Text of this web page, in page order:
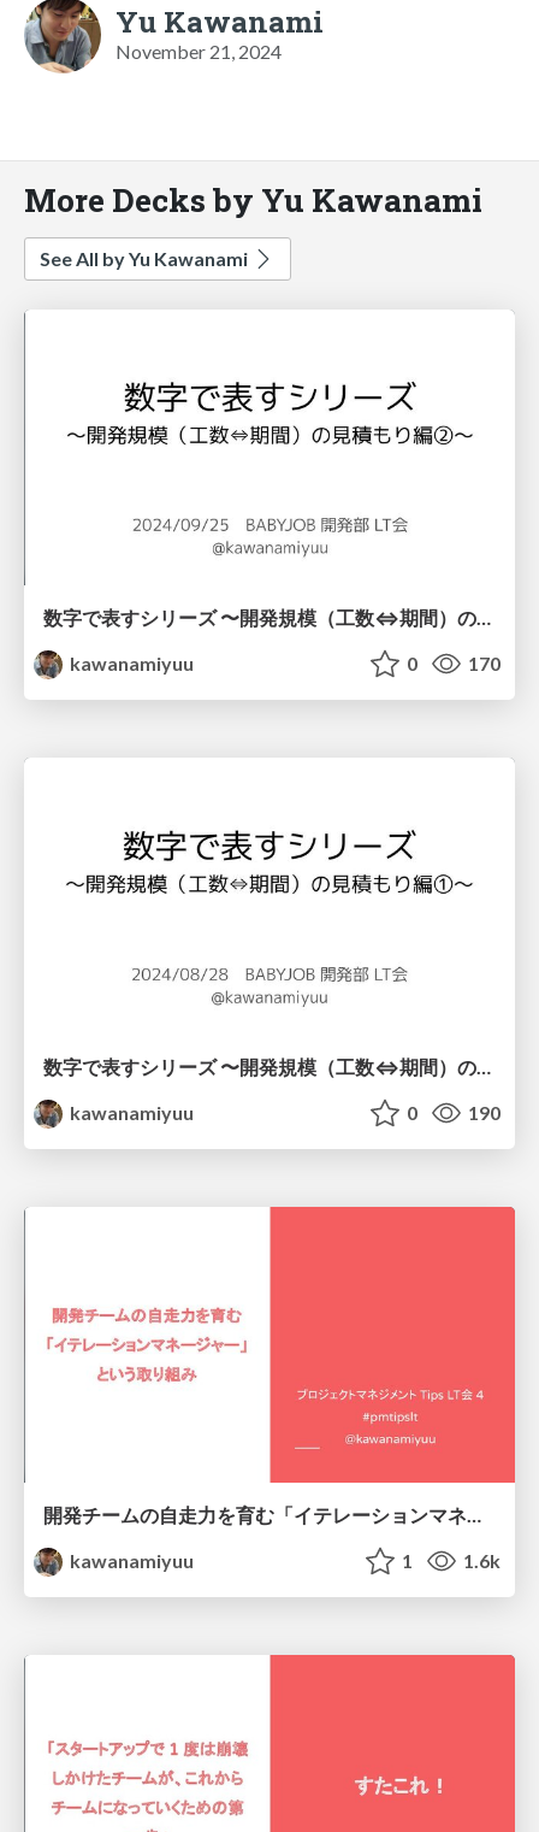
Yu Kawanami
November 21, 2024
More Decks by Yu Kawanami
See All by Yu Kawanami
数字で表すシリーズ 〜開発規模（工数⇔期間）の見積もり編②〜 / practice of estimate part2
kawanamiyuu
0 170
kawanamiyuu
0 190
開発チームの自走力を育む「イテレーションマネージャー」という取り組み / iteration manager
kawanamiyuu
1 1.6k